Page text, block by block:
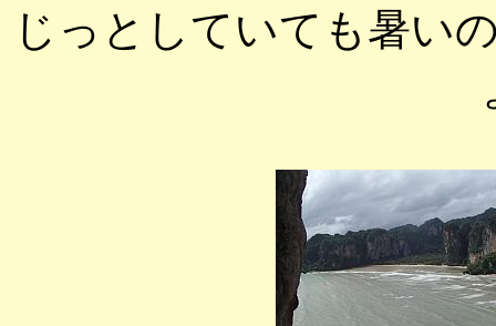
じっとしていても暑い